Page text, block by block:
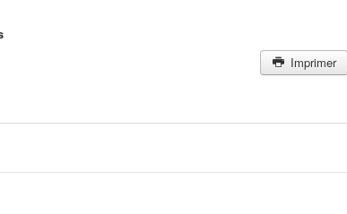
Imprimer